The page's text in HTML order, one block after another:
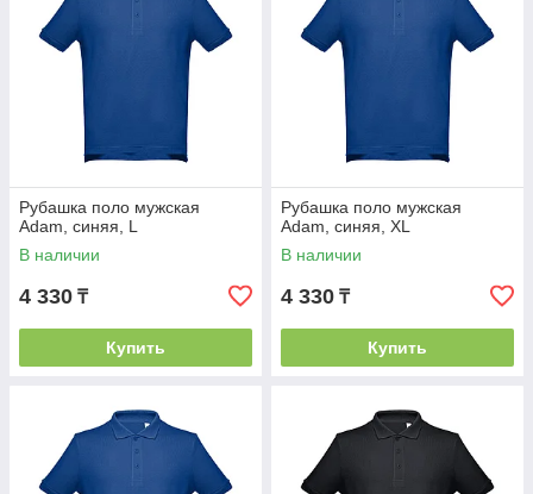
Рубашка поло мужская
Adam, синяя, L
В наличии
4 330 ₸
Купить
Рубашка поло мужская
Adam, синяя, XL
В наличии
4 330 ₸
Купить